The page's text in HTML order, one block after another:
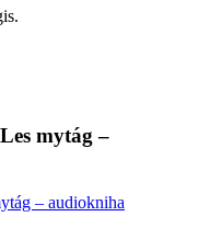
mytág –